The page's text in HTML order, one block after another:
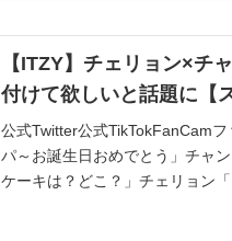
【ITZY】チェリョン×チ
付けて欲しいと話題に【
公式Twitter公式TikTokFanCam
パ～お誕生日おめでとう」チャ
ケーキは？どこ？」チェリョン